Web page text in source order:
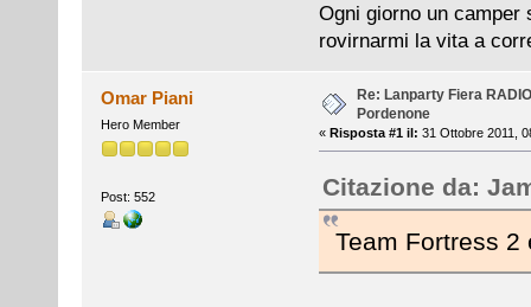
Ogni giorno un
rovirnarmi la vita a
Omar Piani
Hero Member
Post: 552
Re: Lanparty Fiera
Pordenone
« Risposta #1 il: 31 Ottobre 2011,
Citazione da:
Team Fortress 2